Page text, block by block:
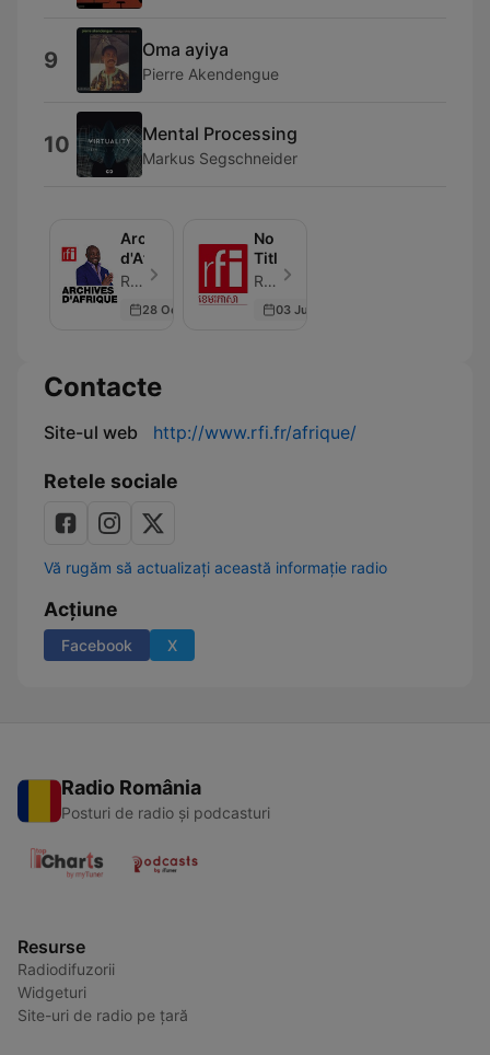
9 Oma ayiya
Pierre Akendengue
10 Mental Processing
Markus Segschneider
Archives
d'Afrique
RFI - Episod 24
28 Oct 2023
No
Title
RFI - Episod 1
03 Jun 2026
Contacte
Site-ul web http://www.rfi.fr/afrique/
Retele sociale
Vă rugăm să actualizați această informație radio
Acțiune
Facebook X
Radio România
Posturi de radio și podcasturi
Resurse
Radiodifuzorii
Widgeturi
Site-uri de radio pe țară